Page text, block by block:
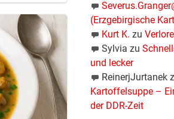
(Erzgebirgische
Kurt K. zu
Sylvia zu
und lecker
ReinerjJurtanek
Kartoffelsuppe –
der DDR-Zeit